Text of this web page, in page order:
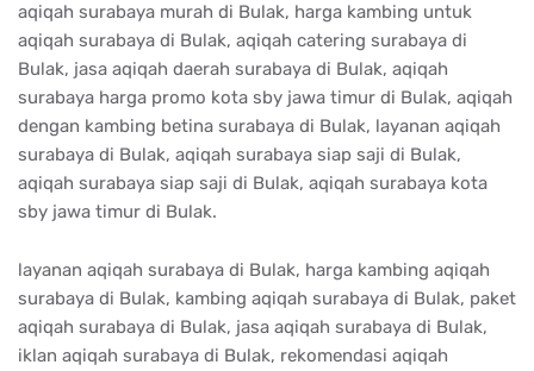
aqiqah surabaya murah di Bulak, harga kambing untuk
aqiqah surabaya di Bulak, aqiqah catering surabaya di
Bulak, jasa aqiqah daerah surabaya di Bulak, aqiqah
surabaya harga promo kota sby jawa timur di Bulak, aqiqah
dengan kambing betina surabaya di Bulak, layanan aqiqah
surabaya di Bulak, aqiqah surabaya siap saji di Bulak,
aqiqah surabaya siap saji di Bulak, aqiqah surabaya kota
sby jawa timur di Bulak.
layanan aqiqah surabaya di Bulak, harga kambing aqiqah
surabaya di Bulak, kambing aqiqah surabaya di Bulak, paket
aqiqah surabaya di Bulak, jasa aqiqah surabaya di Bulak,
iklan aqiqah surabaya di Bulak, rekomendasi aqiqah